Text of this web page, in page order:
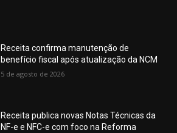
Receita confirma manutenção de
benefício fiscal após atualização da NCM
5 de agosto de 2026
Receita publica novas Notas Técnicas da
NF-e e NFC-e com foco na Reforma